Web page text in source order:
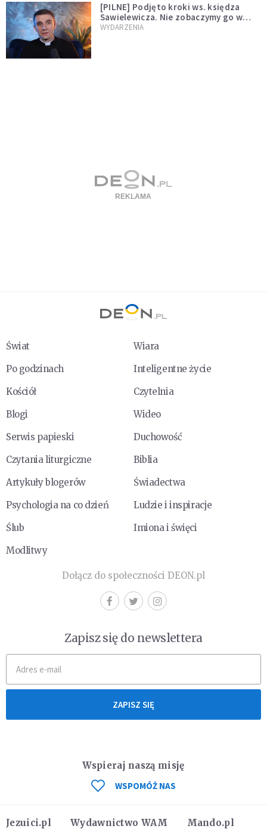
[PILNE] Podjęto kroki ws. księdza
Sawielewicza. Nie zobaczymy go w
mediach
WYDARZENIA
Świat
Wiara
Po godzinach
Inteligentne życie
Kościół
Czytelnia
Blogi
Wideo
Serwis papieski
Duchowość
Czytania liturgiczne
Biblia
Artykuły blogerów
Świadectwa
Psychologia na co dzień
Ludzie i inspiracje
Ślub
Imiona i święci
Modlitwy
Dołącz do społeczności DEON.pl
Zapisz się do newslettera
ZAPISZ SIĘ
Jezuici.pl Wydawnictwo WAM
Mando.pl
Wspieraj naszą misję
WSPOMÓŻ NAS